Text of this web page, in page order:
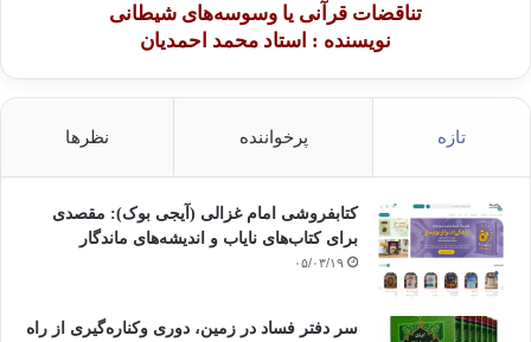
تناقضات قرآنی یا وسوسه‌های شیطانی
نویسنده : استاد محمد احمدیان
تازه پرخواننده نظرها
کتابفروشی امام غزالی (آیجی بوک): مقصدی
برای کتاب‌های نایاب و اندیشه‌های ماندگار
۰۵/۰۳/۱۹
سر دفتر فساد در زمین‌، دوری وکناره‌گیری از راه